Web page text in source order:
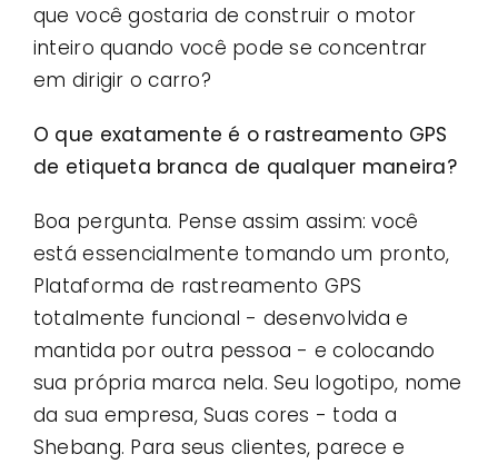
que você gostaria de construir o motor
inteiro quando você pode se concentrar
em dirigir o carro?
O que exatamente é o rastreamento GPS
de etiqueta branca de qualquer maneira?
Boa pergunta. Pense assim assim: você
está essencialmente tomando um pronto,
Plataforma de rastreamento GPS
totalmente funcional - desenvolvida e
mantida por outra pessoa - e colocando
sua própria marca nela. Seu logotipo, nome
da sua empresa, Suas cores - toda a
Shebang. Para seus clientes, parece e